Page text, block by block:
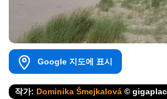
Google 지도에 표시
작가: Dominika Šmejkalová ©